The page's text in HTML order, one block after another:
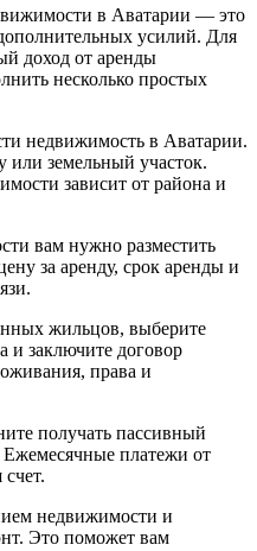
в Аватарии — это
усилий. Для
доход от аренды
несколько простых
недвижимость в Аватарии.
земельный участок.
зависит от района и
вам нужно разместить
за аренду, срок аренды и
жильцов, выберите
и заключите договор
права и
получать пассивный
платежи от
недвижимости и
Это поможет вам